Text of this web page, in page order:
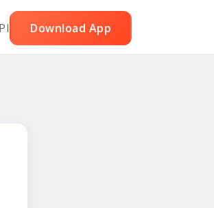
Download App